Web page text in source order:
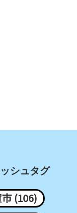
シュタグ
(106)